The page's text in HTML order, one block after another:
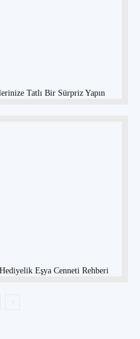
Tatlı Bir Sürpriz Yapın
Eşya Cenneti Rehberi